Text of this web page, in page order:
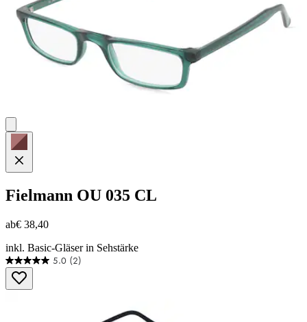
Fielmann OU 035 CL
ab€ 38,40
inkl. Basic-Gläser in Sehstärke
5.0 (2)
5.0
von
5